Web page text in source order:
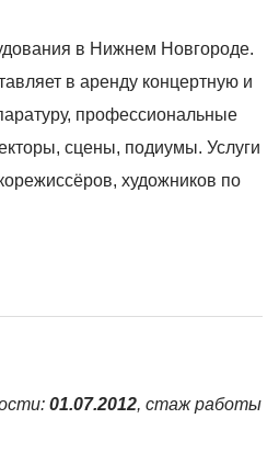
в Нижнем Новгороде.
в аренду концертную и
профессиональные
сцены, подиумы. Услуги
художников по
01.07.2012, стаж работы